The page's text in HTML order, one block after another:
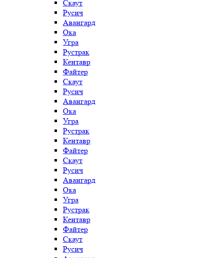
Скаут
Русич
Авангард
Ока
Угра
Рустрак
Кентавр
Файтер
Скаут
Русич
Авангард
Ока
Угра
Рустрак
Кентавр
Файтер
Скаут
Русич
Авангард
Ока
Угра
Рустрак
Кентавр
Файтер
Скаут
Русич